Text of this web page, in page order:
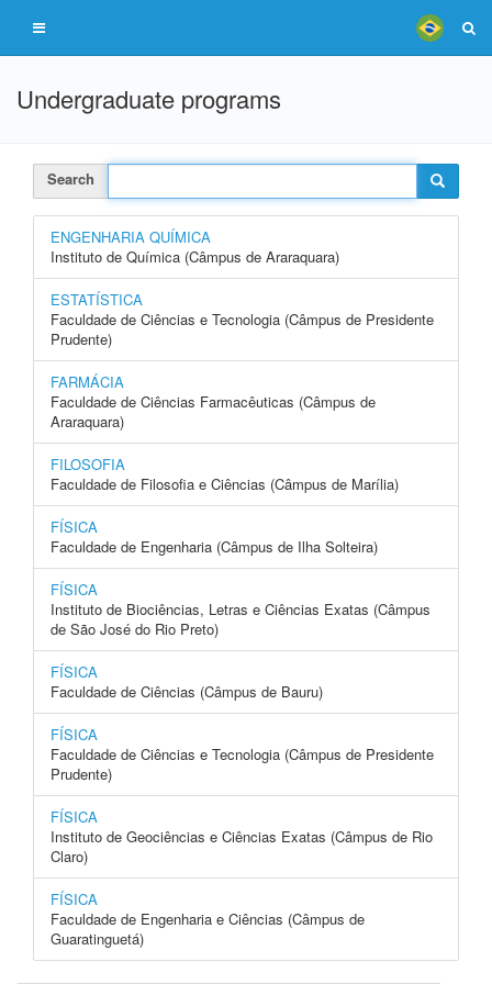
Undergraduate programs
Search
ENGENHARIA QUÍMICA
Instituto de Química (Câmpus de Araraquara)
ESTATÍSTICA
Faculdade de Ciências e Tecnologia (Câmpus de Presidente
Prudente)
FARMÁCIA
Faculdade de Ciências Farmacêuticas (Câmpus de
Araraquara)
FILOSOFIA
Faculdade de Filosofia e Ciências (Câmpus de Marília)
FÍSICA
Faculdade de Engenharia (Câmpus de Ilha Solteira)
FÍSICA
Instituto de Biociências, Letras e Ciências Exatas (Câmpus
de São José do Rio Preto)
FÍSICA
Faculdade de Ciências (Câmpus de Bauru)
FÍSICA
Faculdade de Ciências e Tecnologia (Câmpus de Presidente
Prudente)
FÍSICA
Instituto de Geociências e Ciências Exatas (Câmpus de Rio
Claro)
FÍSICA
Faculdade de Engenharia e Ciências (Câmpus de
Guaratinguetá)